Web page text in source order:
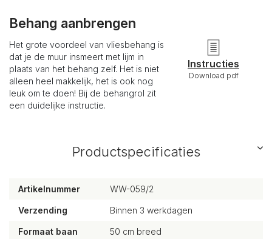
Behang aanbrengen
Het grote voordeel van vliesbehang is
dat je de muur insmeert met lijm in
plaats van het behang zelf. Het is niet
alleen heel makkelijk, het is ook nog
leuk om te doen! Bij de behangrol zit
een duidelijke instructie.
Instructies
Download pdf
Productspecificaties
Artikelnummer WW-059/2
Verzending Binnen 3 werkdagen
Formaat baan 50 cm breed